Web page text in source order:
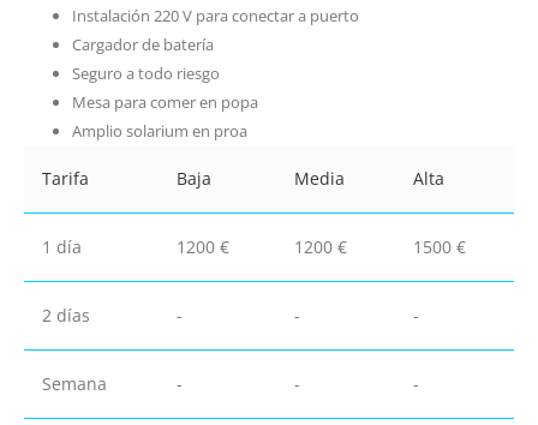
Instalación 220 V para conectar a puerto
Cargador de batería
Seguro a todo riesgo
Mesa para comer en popa
Amplio solarium en proa
Tarifa Baja Media Alta
1 día 1200 € 1200 € 1500 €
2 días - - -
Semana - - -